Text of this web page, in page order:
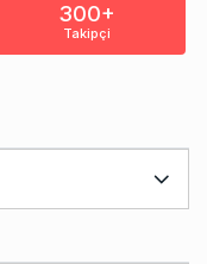
300+
Takipçi